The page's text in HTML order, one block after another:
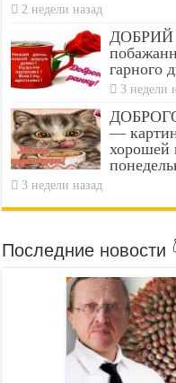
2 недели назад
ДОБРИЙ
гарного
3 недели
—
хорошей
3 недели назад
Последние новости